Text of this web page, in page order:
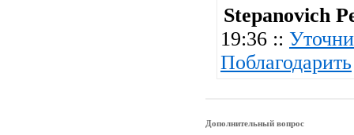
Stepanovich
19:36 ::
Поблагодарить
Дополнительный вопрос